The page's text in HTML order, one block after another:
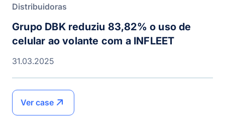
Distribuidoras
Grupo DBK reduziu 83,82% o uso de
celular ao volante com a INFLEET
31.03.2025
Ver case